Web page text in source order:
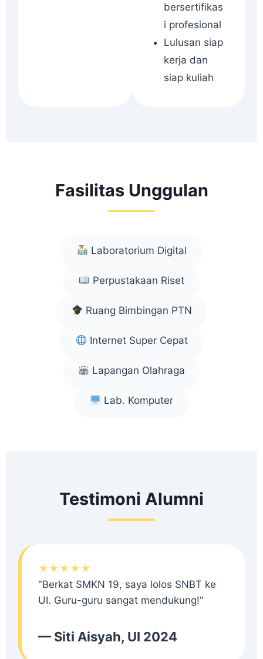
bersertifikas
i profesional
Lulusan siap
kerja dan
siap kuliah
Fasilitas Unggulan
Laboratorium Digital
Perpustakaan Riset
Ruang Bimbingan PTN
Internet Super Cepat
Lapangan Olahraga
Lab. Komputer
Testimoni Alumni
★★★★★
"Berkat SMKN 19, saya lolos SNBT ke
UI. Guru-guru sangat mendukung!"
— Siti Aisyah, UI 2024